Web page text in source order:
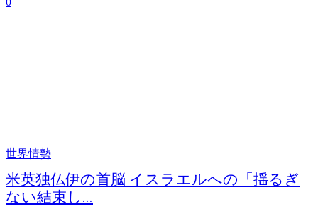
世界情勢
米英独仏伊の首脳 イスラエルへの「揺るぎ
ない結束し...